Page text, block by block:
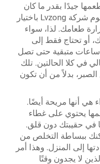
جيدًا بقدر ما كان
عليه عند تعبئتها. ولهذا السبب، تقوم شركة Lvzong باختيار
طعامك. لذا، سواء
أو تحتاج فقط إلى
متبقية حتى تصل
في كلا الحالتين. تلك
بدلاً من أن تكون
هي أنها مريحة أيضًا.
يحتوي على غطاء
في حقيبتك دون قلق.
ببساطة التخلص من
إلى المنزل. وهذا أمر
لا يجدون وقتًا